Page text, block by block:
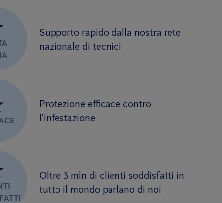
Supporto rapido dalla nostra rete
nazionale di tecnici
Protezione efficace contro
l’infestazione
Oltre 3 mln di clienti soddisfatti in
tutto il mondo parlano di noi